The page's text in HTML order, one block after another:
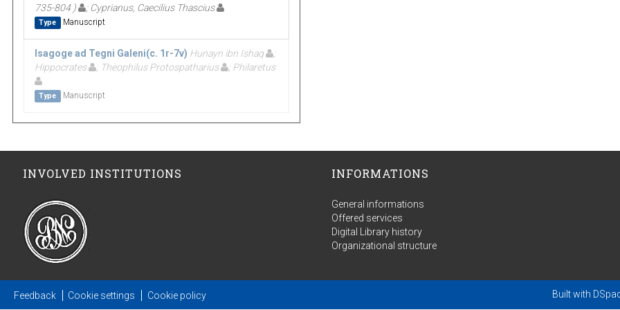
735-804 )
; Cyprianus, Caecilius Thascius
Type Manuscript
Isagoge ad Tegni Galeni(c. 1r-7v) Hunayn ibn Ishaq
;
Hippocrates
; Theophilus Protospatharius ; Philaretus
Type Manuscript
INVOLVED INSTITUTIONS INFORMATIONS
General informations
Offered services
Digital Library history
Organizational structure
Feedback Cookie settings Cookie policy Built with